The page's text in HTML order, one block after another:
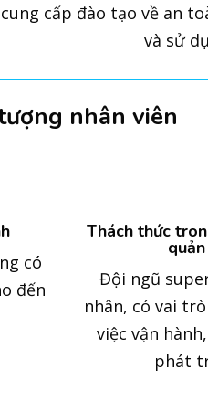
cấp đào tạo về an
và sử
nhân viên
có
đến
Thách thức
Đội ngũ
nhân, có vai
việc vận
phát